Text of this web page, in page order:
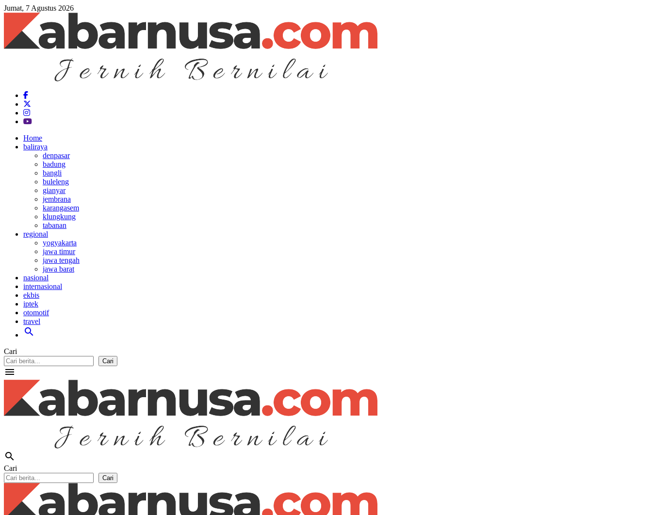
Jumat, 7 Agustus 2026
Home
baliraya
denpasar
badung
bangli
buleleng
gianyar
jembrana
karangasem
klungkung
tabanan
regional
yogyakarta
jawa timur
jawa tengah
jawa barat
nasional
internasional
ekbis
iptek
otomotif
travel
search
Cari
Cari
menu
search
Cari
Cari